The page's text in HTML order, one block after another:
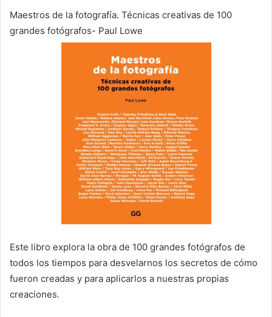
Maestros de la fotografía. Técnicas creativas de 100
grandes fotógrafos- Paul Lowe
Este libro explora la obra de 100 grandes fotógrafos de
todos los tiempos para desvelarnos los secretos de cómo
fueron creadas y para aplicarlos a nuestras propias
creaciones.